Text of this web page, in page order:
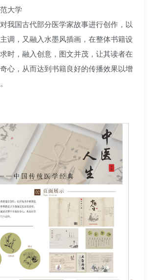
大学
我国古代部分医学家故事进行创作，以
调，又融入水墨风插画，在整体书籍设
时，融入创意，图文并茂，让其读者在
心，从而达到书籍良好的传播效果以增